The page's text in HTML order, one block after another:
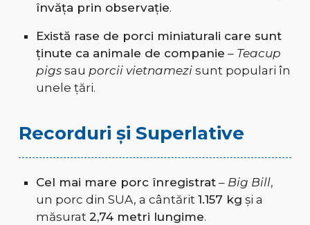
învăța prin observație.
Există rase de porci miniaturali care sunt
ținute ca animale de companie – Teacup
pigssau porcii vietnamezisunt populari în
unele țări.
Recorduri și Superlative
Cel mai mare porc înregistrat– Big Bill,
un porc din SUA, a cântărit 1.157 kg și a
măsurat 2,74 metri lungime.